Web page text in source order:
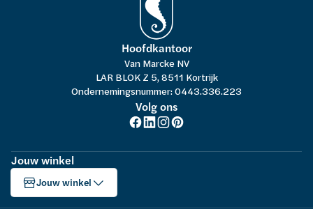
Hoofdkantoor
Van Marcke NV
LAR BLOK Z 5, 8511 Kortrijk
Ondernemingsnummer: 0443.336.223
Volg ons
Jouw winkel
Jouw winkel